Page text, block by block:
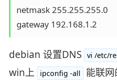
netmask 255.255.255.0
debian 设置DNS vi /etc/
win上
ipconfig -all 能联